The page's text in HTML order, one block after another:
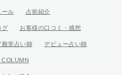
ール 占術紹介
グ お客様の口コミ・感想
殿堂占い師 デビュー占い師
COLUMN